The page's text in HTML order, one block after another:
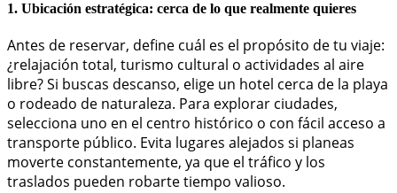
1. Ubicación estratégica: cerca de lo que realmente quieres
Antes de reservar, define cuál es el propósito de tu viaje:
¿relajación total, turismo cultural o actividades al aire
libre? Si buscas descanso, elige un hotel cerca de la playa
o rodeado de naturaleza. Para explorar ciudades,
selecciona uno en el centro histórico o con fácil acceso a
transporte público. Evita lugares alejados si planeas
moverte constantemente, ya que el tráfico y los
traslados pueden robarte tiempo valioso.